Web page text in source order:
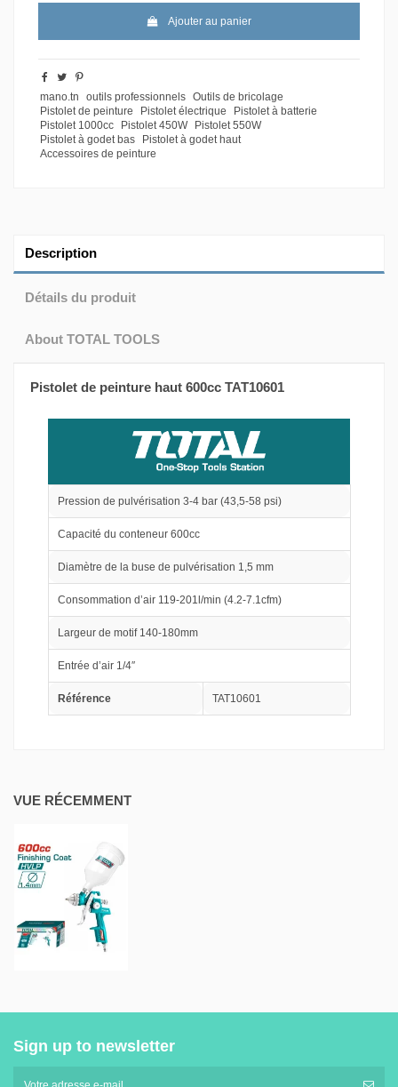
Ajouter au panier
mano.tn outils professionnels Outils de bricolage
Pistolet de peinture
Pistolet électrique
Pistolet à batterie
Pistolet 1000cc
Pistolet 450W
Pistolet 550W
Pistolet à godet bas
Pistolet à godet haut
Accessoires de peinture
Description
Détails du produit
About TOTAL TOOLS
Pistolet de peinture haut 600cc TAT10601
Pression de pulvérisation 3-4 bar (43,5-58 psi)
Capacité du conteneur 600cc
Diamètre de la buse de pulvérisation 1,5 mm
Consommation d’air 119-201l/min (4.2-7.1cfm)
Largeur de motif 140-180mm
Entrée d’air 1/4″
Référence TAT10601
VUE RÉCEMMENT
Sign up to newsletter